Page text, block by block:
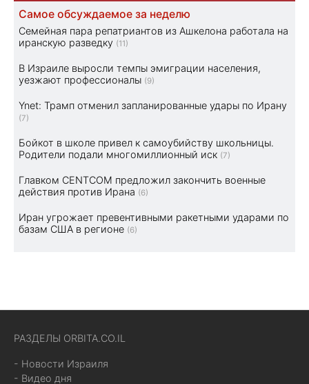
Самое обсуждаемое за неделю
Семейная пара репатриантов из Ашкелона работала на
иранскую разведку (11)
В Израиле выросли темпы эмиграции населения,
уезжают профессионалы (9)
Ynet: Трамп отменил запланированные удары по Ирану
(7)
Бойкот в школе привел к самоубийству школьницы.
Родители подали многомиллионный иск (7)
Главком CENTCOM предложил закончить военные
действия против Ирана (6)
Иран угрожает превентивными ракетными ударами по
базам США в регионе (6)
РАЗДЕЛЫ ORBITA.CO.IL
- Новости Израиля
- Видео дня